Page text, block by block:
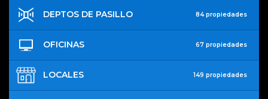
DEPTOS DE PASILLO 84 propiedades
OFICINAS 67 propiedades
LOCALES 149 propiedades